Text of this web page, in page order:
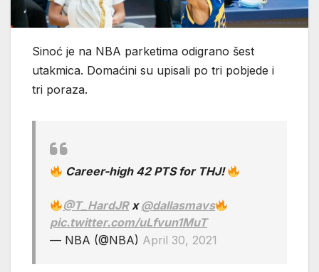
Sinoć je na NBA parketima odigrano šest
utakmica. Domaćini su upisali po tri pobjede i
tri poraza.
Career-high 42 PTS for THJ!
@T_HardJRx@dallasmavs
pic.twitter.com/uLfvun1MuT
— NBA (@NBA) April 30, 2021